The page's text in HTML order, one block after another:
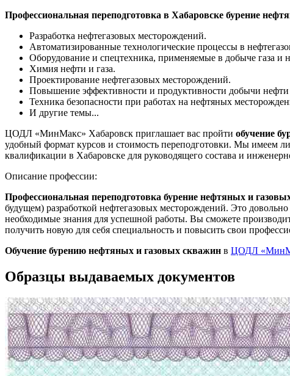
Профессиональная переподготовка в Хабаровске бурение
Разработка нефтегазовых месторождений.
Автоматизированные технологические процессы в
Оборудование и спецтехника, применяемые в добыче газа и
Химия нефти и газа.
Проектирование нефтегазовых месторождений.
Повышение эффективности и продуктивности добычи нефти
Техника безопасности при работах на нефтяных
И другие темы...
ЦОДЛ «МинМакс» Хабаровск приглашает вас пройти обучение
удобный формат курсов и стоимость переподготовки. Мы имеем
квалификации в Хабаровске для руководящего состава и
Описание профессии:
Профессиональная переподготовка бурение нефтяных и
будущем) разработкой нефтегазовых месторождений. Это
необходимые знания для успешной работы. Вы сможете
получить новую для себя специальность и повысить свои
Обучение бурению нефтяных и газовых скважин в ЦОДЛ
Образцы выдаваемых документов